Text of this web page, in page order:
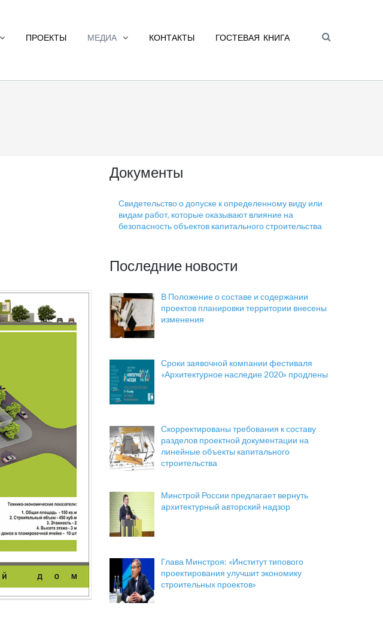
ПРОЕКТЫ МЕДИА КОНТАКТЫ ГОСТЕВАЯ КНИГА
Документы
Свидетельство о допуске к определенному виду или
видам работ, которые оказывают влияние на
безопасность объектов капитального строительства
Последние новости
В Положение о составе и содержании
проектов планировки территории внесены
изменения
Сроки заявочной компании фестиваля
«Архитектурное наследие 2020» продлены
Скорректированы требования к составу
разделов проектной документации на
линейные объекты капитального
строительства
Минстрой России предлагает вернуть
архитектурный авторский надзор
Глава Минстроя: «Институт типового
проектирования улучшит экономику
строительных проектов»